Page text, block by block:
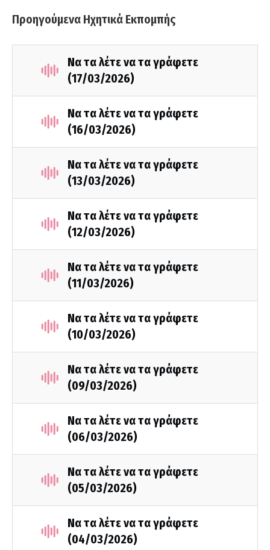
Προηγούμενα Ηχητικά Εκπομπής
Να τα λέτε να τα γράφετε
(17/03/2026)
Να τα λέτε να τα γράφετε
(16/03/2026)
Να τα λέτε να τα γράφετε
(13/03/2026)
Να τα λέτε να τα γράφετε
(12/03/2026)
Να τα λέτε να τα γράφετε
(11/03/2026)
Να τα λέτε να τα γράφετε
(10/03/2026)
Να τα λέτε να τα γράφετε
(09/03/2026)
Να τα λέτε να τα γράφετε
(06/03/2026)
Να τα λέτε να τα γράφετε
(05/03/2026)
Να τα λέτε να τα γράφετε
(04/03/2026)